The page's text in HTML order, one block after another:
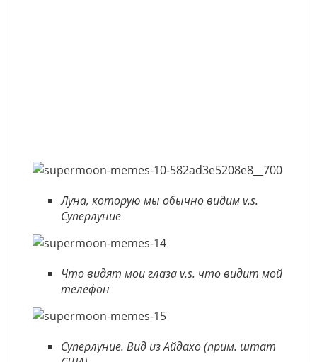
Луна, которую мы обычно видим v.s.
Суперлуние
Что видят мои глаза v.s. что видит мой
телефон
Суперлуние. Вид из Айдахо (прим. штат